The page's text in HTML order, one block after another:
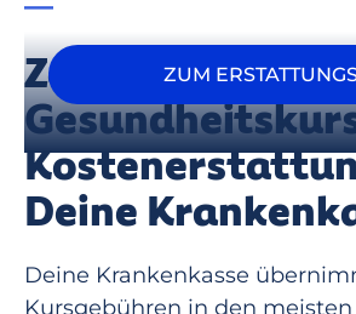
Zertifizierte
Deine
Deine Krankenkasse
Kursgebühren in den meisten
ZUM